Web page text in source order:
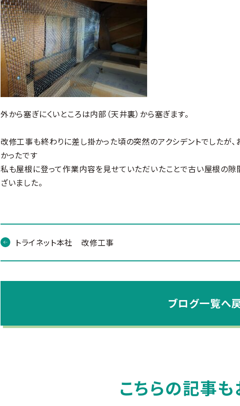
外から塞ぎにくいところは内部（天井裏）から塞ぎます。
改修工事も終わりに差し掛かった頃の突然のアクシデントでしたが
かったです
私も屋根に登って作業内容を見せていただいたことで古い屋根の隙
ざいました。
トライネット本社 改修工事
ブログ一覧へ
こちらの記事